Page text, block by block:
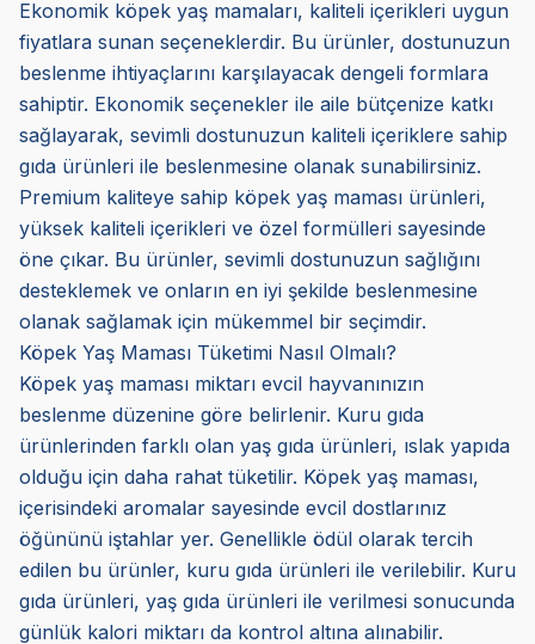
Ekonomik köpek yaş mamaları, kaliteli içerikleri uygun
fiyatlara sunan seçeneklerdir. Bu ürünler, dostunuzun
beslenme ihtiyaçlarını karşılayacak dengeli formlara
sahiptir. Ekonomik seçenekler ile aile bütçenize katkı
sağlayarak, sevimli dostunuzun kaliteli içeriklere sahip
gıda ürünleri ile beslenmesine olanak sunabilirsiniz.
Premium kaliteye sahip köpek yaş maması ürünleri,
yüksek kaliteli içerikleri ve özel formülleri sayesinde
öne çıkar. Bu ürünler, sevimli dostunuzun sağlığını
desteklemek ve onların en iyi şekilde beslenmesine
olanak sağlamak için mükemmel bir seçimdir.
Köpek Yaş Maması Tüketimi Nasıl Olmalı?
Köpek yaş maması miktarı evcil hayvanınızın
beslenme düzenine göre belirlenir. Kuru gıda
ürünlerinden farklı olan yaş gıda ürünleri, ıslak yapıda
olduğu için daha rahat tüketilir. Köpek yaş maması,
içerisindeki aromalar sayesinde evcil dostlarınız
öğününü iştahlar yer. Genellikle ödül olarak tercih
edilen bu ürünler, kuru gıda ürünleri ile verilebilir. Kuru
gıda ürünleri, yaş gıda ürünleri ile verilmesi sonucunda
günlük kalori miktarı da kontrol altına alınabilir.